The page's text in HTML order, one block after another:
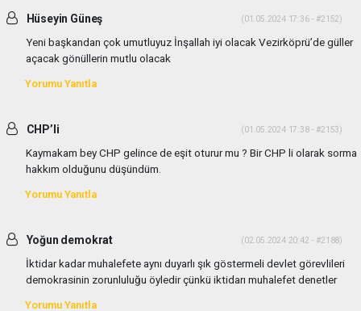
Hüseyin Güneş (01.05.2024 17:36 - #2152)
Yeni başkandan çok umutluyuz İnşallah iyi olacak Vezirköprü’de güller
açacak gönüllerin mutlu olacak
Yorumu Yanıtla
CHP’li (01.05.2024 17:38 - #2153)
Kaymakam bey CHP gelince de eşit oturur mu ? Bir CHP li olarak sorma
hakkım olduğunu düşündüm.
Yorumu Yanıtla
Yoğun demokrat (02.05.2024 20:42 - #2188)
İktidar kadar muhalefete aynı duyarlı şık göstermeli devlet görevlileri
demokrasinin zorunluluğu öyledir çünkü iktidarı muhalefet denetler
Yorumu Yanıtla